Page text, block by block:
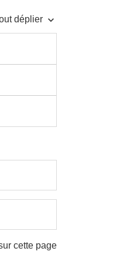
déplier keyboard_arrow_down
cette page